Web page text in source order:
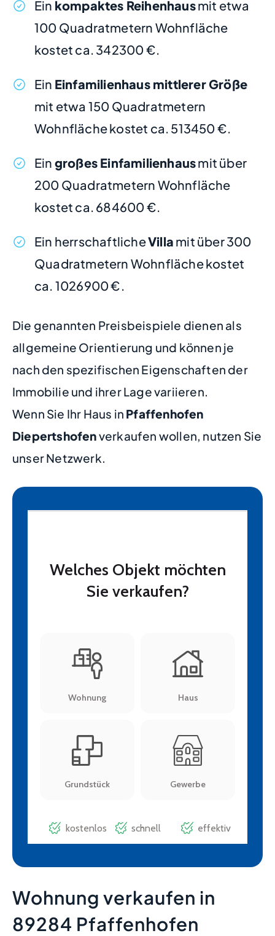
Ein kompaktes Reihenhausmit etwa
100 Quadratmetern Wohnfläche
kostet ca. 342300 €.
Ein Einfamilienhaus mittlerer Größe
mit etwa 150 Quadratmetern
Wohnfläche kostet ca. 513450 €.
Ein großes Einfamilienhausmit über
200 Quadratmetern Wohnfläche
kostet ca. 684600 €.
Ein herrschaftlicheVilla mit über 300
Quadratmetern Wohnfläche kostet
ca. 1026900 €.
Die genannten Preisbeispiele dienen als
allgemeine Orientierung und können je
nach den spezifischen Eigenschaften der
Immobilie und ihrer Lage variieren.
Wenn Sie Ihr Haus in Pfaffenhofen
Diepertshofenverkaufen wollen, nutzen Sie
unser Netzwerk.
Wohnung verkaufen in
89284 Pfaffenhofen